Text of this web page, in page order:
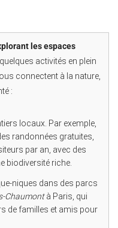
les espaces
activités en plein
connectent à la nature,
:
locaux. Par exemple,
randonnées gratuites,
par an, avec des
biodiversité riche.
niques dans des parcs
Chaumontà Paris, qui
de familles et amis pour